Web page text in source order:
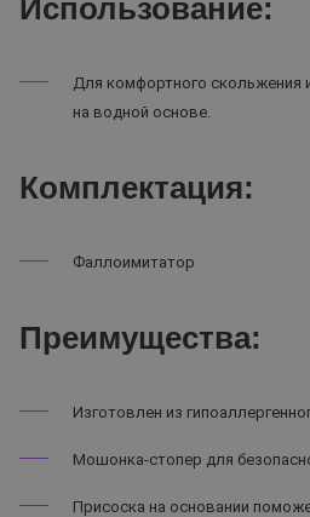
Использование:
Для комфортного скольжения
на водной основе.
Комплектация:
Фаллоимитатор
Преимущества:
Изготовлен из
Мошонка-стопер для
Присоска на основании